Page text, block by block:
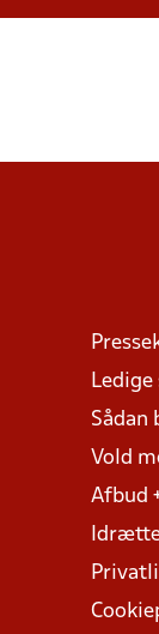
Sådan
Vold
Afbud